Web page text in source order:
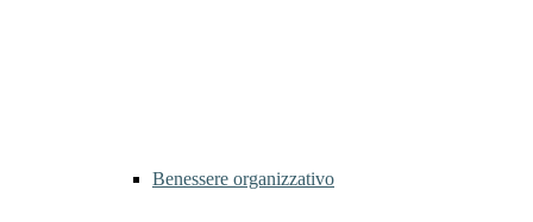
Benessere organizzativo